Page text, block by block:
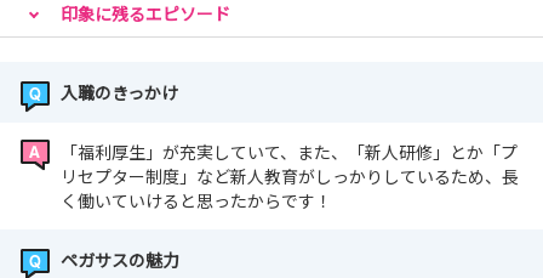
印象に残るエピソード
入職のきっかけ
「福利厚生」が充実していて、また、「新人研修」とか「プ
リセプター制度」など新人教育がしっかりしているため、長
く働いていけると思ったからです！
ペガサスの魅力